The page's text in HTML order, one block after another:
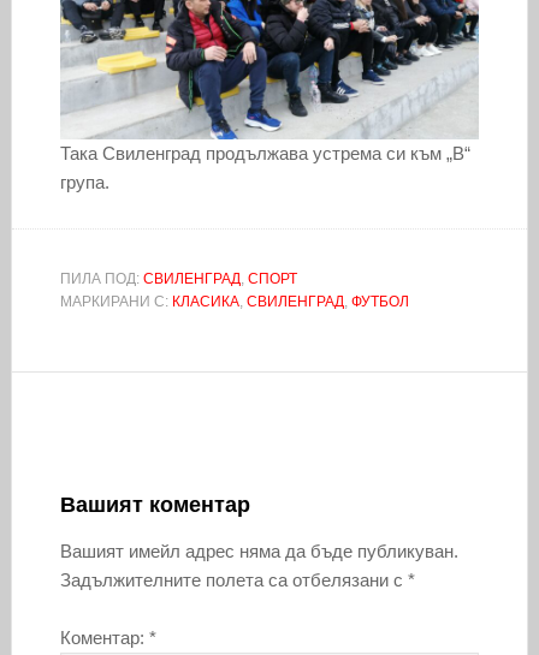
Така Свиленград продължава устрема си към „В“
група.
ПИЛА ПОД: СВИЛЕНГРАД, СПОРТ
МАРКИРАНИ С: КЛАСИКА, СВИЛЕНГРАД, ФУТБОЛ
Вашият коментар
Вашият имейл адрес няма да бъде публикуван.
Задължителните полета са отбелязани с *
Коментар: *